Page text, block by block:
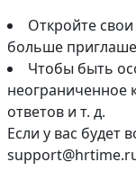
Откройте
больше
Чтобы быть
неограниченное
ответов и т. д.
Если у вас будет